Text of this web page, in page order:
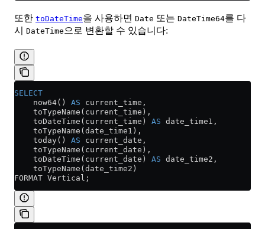
또한 toDateTime을 사용하면 Date 또는 DateTime64를 다
시 DateTime 으로 변환할 수 있습니다:
SELECT
    now64()
AS current_time,
    toTypeName(current_time),
    toDateTime(current_time)
AS date_time1,
    toTypeName(date_time1),
    today()
AS current_date,
    toTypeName(current_date),
    toDateTime(current_date)
AS date_time2,
    toTypeName(date_time2)
FORMAT Vertical;